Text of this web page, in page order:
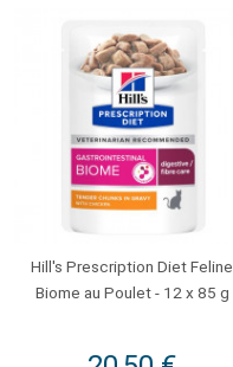
Hill's Prescription Diet Feline
Biome au Poulet - 12 x 85 g